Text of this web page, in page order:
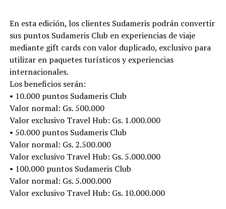
En esta edición, los clientes Sudameris podrán convertir
sus puntos Sudameris Club en experiencias de viaje
mediante gift cards con valor duplicado, exclusivo para
utilizar en paquetes turísticos y experiencias
internacionales.
Los beneficios serán:
• 10.000 puntos Sudameris Club
Valor normal: Gs. 500.000
Valor exclusivo Travel Hub: Gs. 1.000.000
• 50.000 puntos Sudameris Club
Valor normal: Gs. 2.500.000
Valor exclusivo Travel Hub: Gs. 5.000.000
• 100.000 puntos Sudameris Club
Valor normal: Gs. 5.000.000
Valor exclusivo Travel Hub: Gs. 10.000.000